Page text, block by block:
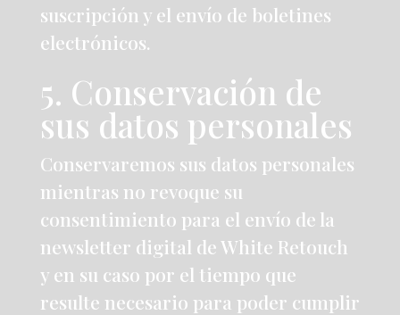
suscripción y el envío de boletines
electrónicos.
5. Conservación de
sus datos personales
Conservaremos sus datos personales
mientras no revoque su
consentimiento para el envío de la
newsletter digital de White Retouch
y en su caso por el tiempo que
resulte necesario para poder cumplir